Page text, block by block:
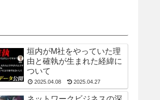
垣内がM社をやっていた理
由と確執が生まれた経緯に
ついて
2025.04.08 2025.04.27